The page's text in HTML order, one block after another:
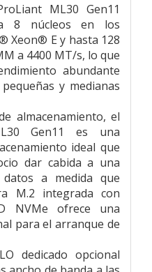
ML30 Gen11
8 núcleos en los
Xeon® E y hasta 128
a 4400 MT/s, lo que
abundante
y medianas
almacenamiento, el
Gen11 es una
ideal que
dar cabida a una
a medida que
M.2 integrada con
NVMe ofrece una
para el arranque de
dedicado opcional